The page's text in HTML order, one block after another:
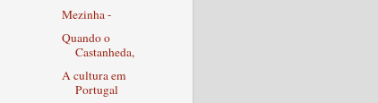
Mezinha -
Quando o
Castanheda,
A cultura em
Portugal